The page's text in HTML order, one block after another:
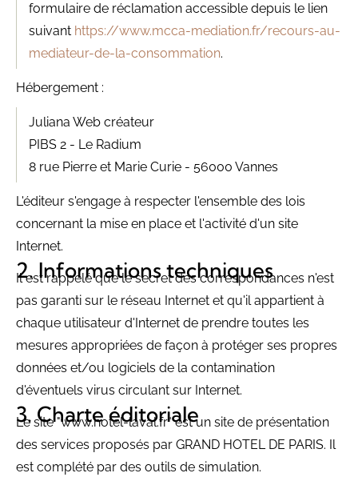
formulaire de réclamation accessible depuis le lien
suivant https://www.mcca-mediation.fr/recours-au-
mediateur-de-la-consommation.
Hébergement :
Juliana Web créateur
PIBS 2 - Le Radium
8 rue Pierre et Marie Curie - 56000 Vannes
L'éditeur s'engage à respecter l'ensemble des lois
concernant la mise en place et l'activité d'un site
Internet.
Informations techniques
Il est rappelé que le secret des correspondances n'est
pas garanti sur le réseau Internet et qu'il appartient à
chaque utilisateur d'Internet de prendre toutes les
mesures appropriées de façon à protéger ses propres
données et/ou logiciels de la contamination
d'éventuels virus circulant sur Internet.
Charte éditoriale
Le site "www.hotel-laval.fr" est un site de présentation
des services proposés par GRAND HOTEL DE PARIS. Il
est complété par des outils de simulation.